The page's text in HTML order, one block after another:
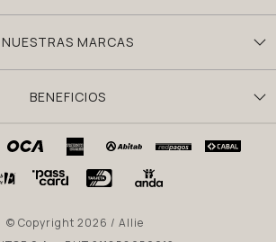
NUESTRAS MARCAS
BENEFICIOS
© Copyright 2026 / Allie